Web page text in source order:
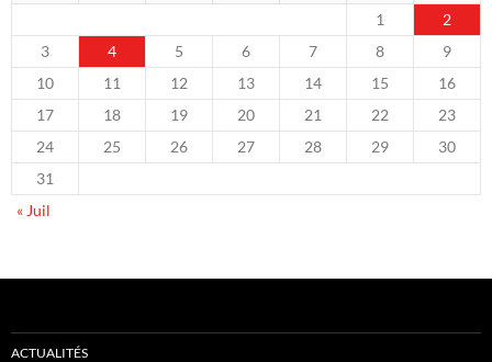
1
2
3
4 5 6 7 8
9
10
11 12 13 14 15
16
17
18 19 20 21 22
23
24
25 26 27 28 29
30
31
« Juil
ACTUALITÉS